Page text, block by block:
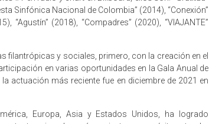
Sinfónica Nacional de Colombia” (2014), “Conexión”
“Agustín” (2018), “Compadres” (2020), “VIAJANTE”
filantrópicas y sociales, primero, con la creación en el
en varias oportunidades en la Gala Anual de
actuación más reciente fue en diciembre de 2021 en
Europa, Asia y Estados Unidos, ha logrado